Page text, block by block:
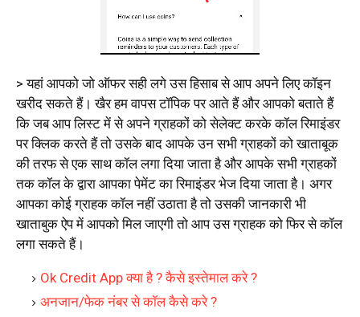
> यहां आपको जो ऑफर सही लगे उस हिसाब से आप अपने लिए कॉइन
खरीद सकते हैं। खैर हम वापस टॉपिक पर आते हैं और आपको बताते हैं
कि जब आप लिस्ट में से अपने ग्राहकों को सेलेक्ट करके कॉल रिमाइंडर
पर क्लिक करते हैं तो उसके बाद आपके उन सभी ग्राहकों को खाताबूक
की तरफ से एक साथ कॉल लगा दिया जाता है और आपके सभी ग्राहकों
तक कॉल के द्वारा आपका पेमेंट का रिमाइंडर भेज दिया जाता है। अगर
आपका कोई ग्राहक कॉल नहीं उठाता है तो उसकी जानकारी भी
खाताबुक ऐप में आपको मिल जाएगी तो आप उस ग्राहक को फिर से कॉल
लगा सकते हैं।
Ok Credit App क्या है ? कैसे इस्तेमाल करे ?
अनजान/फेक नंबर से कॉल कैसे करे ?